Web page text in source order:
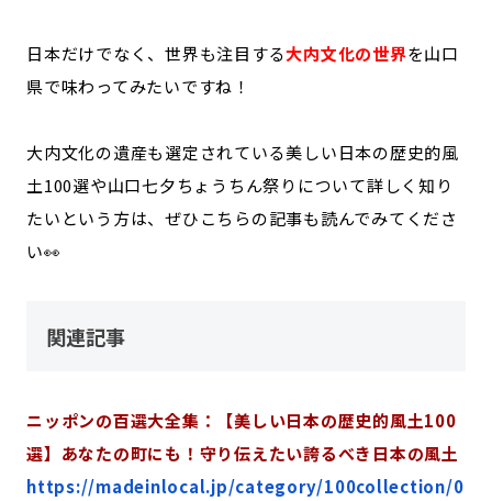
日本だけでなく、世界も注目する大内文化の世界を山口
県で味わってみたいですね！
大内文化の遺産も選定されている美しい日本の歴史的風
土100選や山口七夕ちょうちん祭りについて詳しく知り
たいという方は、ぜひこちらの記事も読んでみてくださ
い👀
関連記事
ニッポンの百選大全集：【美しい日本の歴史的風土100
選】あなたの町にも！守り伝えたい誇るべき日本の風土
https://madeinlocal.jp/category/100collection/0